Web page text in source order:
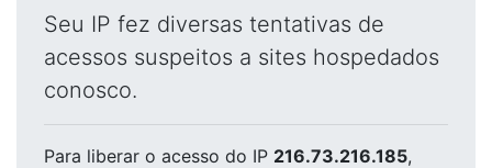
Seu IP fez diversas tentativas de
acessos suspeitos a sites hospedados
conosco.
Para liberar o acesso do IP 216.73.216.185,